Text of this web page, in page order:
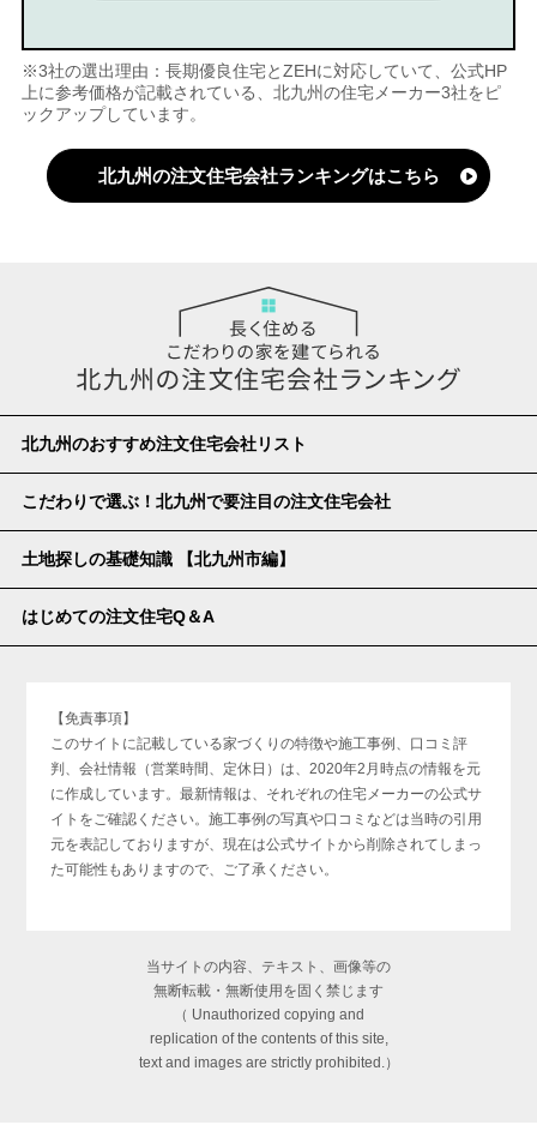
※3社の選出理由：長期優良住宅とZEHに対応していて、公式HP
上に参考価格が記載されている、北九州の住宅メーカー3社をピ
ックアップしています。
北九州の注文住宅会社ランキングはこちら
北九州のおすすめ注文住宅会社リスト
こだわりで選ぶ！北九州で要注目の注文住宅会社
土地探しの基礎知識 【北九州市編】
はじめての注文住宅Q＆A
【免責事項】
このサイトに記載している家づくりの特徴や施工事例、口コミ評
判、会社情報（営業時間、定休日）は、2020年2月時点の情報を元
に作成しています。最新情報は、それぞれの住宅メーカーの公式サ
イトをご確認ください。施工事例の写真や口コミなどは当時の引用
元を表記しておりますが、現在は公式サイトから削除されてしまっ
た可能性もありますので、ご了承ください。
当サイトの内容、テキスト、画像等の
無断転載・無断使用を固く禁じます
（ Unauthorized copying and
replication of the contents of this site,
text and images are strictly prohibited.）